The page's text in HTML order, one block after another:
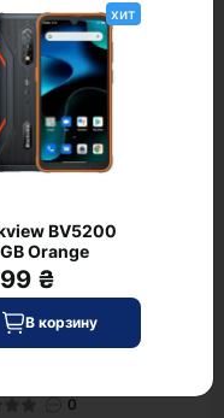
6/256GB
DOOGEE
6/256GB
0
хит
BV5200
Orange
₴
В корзину